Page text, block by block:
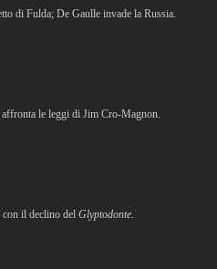
di Fulda; De Gaulle invade la Russia.
le leggi di Jim Cro-Magnon.
il declino del Glyptodonte.